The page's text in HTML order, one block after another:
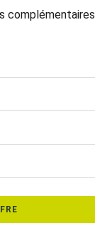
complémentaires